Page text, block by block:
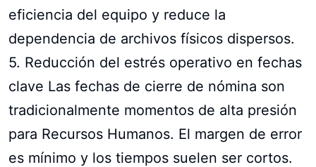
eficiencia del equipo y reduce la
dependencia de archivos físicos dispersos.
5. Reducción del estrés operativo en fechas
clave Las fechas de cierre de nómina son
tradicionalmente momentos de alta presión
para Recursos Humanos. El margen de error
es mínimo y los tiempos suelen ser cortos.